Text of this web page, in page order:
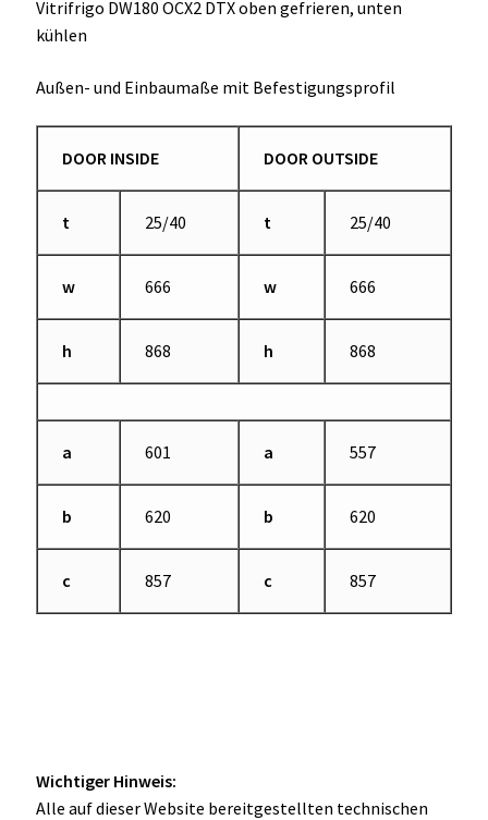
Vitrifrigo DW180 OCX2 DTX oben gefrieren, unten
kühlen
Außen- und Einbaumaße mit Befestigungsprofil
DOOR INSIDE DOOR OUTSIDE
t 25/40 t 25/40
w 666 w 666
h 868 h 868
a 601 a 557
b 620 b 620
c 857 c 857
Wichtiger Hinweis:
Alle auf dieser Website bereitgestellten technischen